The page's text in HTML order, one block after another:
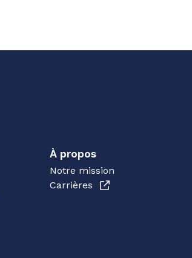
À propos
Notre mission
Carrières